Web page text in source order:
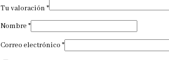
Tu valoración *
Nombre *
Correo electrónico *